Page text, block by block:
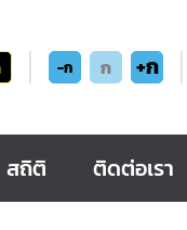
-ก ก +ก
สถิติ ติดต่อเรา